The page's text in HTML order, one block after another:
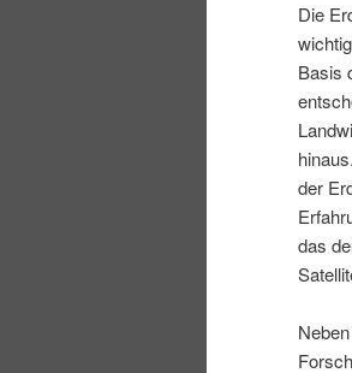
m
ä
r
e
n
u
n
d
ä
r
v
i
g
a
t
i
o
n
Die
Basis
der
das